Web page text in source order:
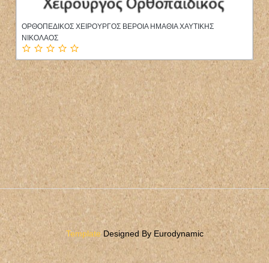
ΨΥΧΟΛΟΓΟΣ ΠΑΤΡΑ ΑΧΑΪΑ ΣΚΟΥΝΤΖΟΥ ΜΑΡΙΑ
Template Designed By Eurodynamic